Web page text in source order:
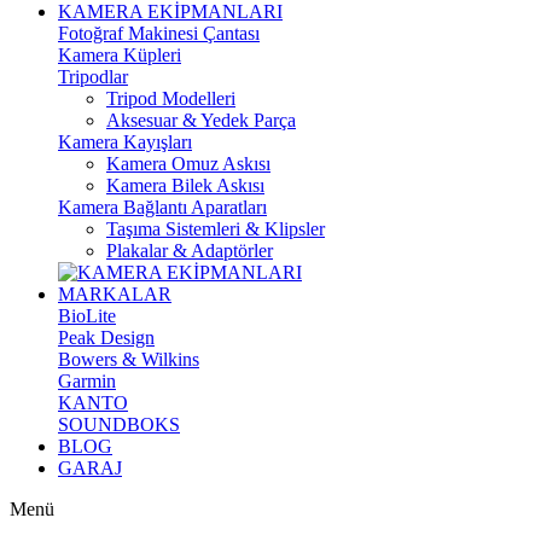
KAMERA EKİPMANLARI
Fotoğraf Makinesi Çantası
Kamera Küpleri
Tripodlar
Tripod Modelleri
Aksesuar & Yedek Parça
Kamera Kayışları
Kamera Omuz Askısı
Kamera Bilek Askısı
Kamera Bağlantı Aparatları
Taşıma Sistemleri & Klipsler
Plakalar & Adaptörler
MARKALAR
BioLite
Peak Design
Bowers & Wilkins
Garmin
KANTO
SOUNDBOKS
BLOG
GARAJ
Menü